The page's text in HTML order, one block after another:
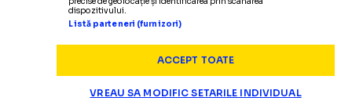
Termeni și condiții
dispozitivului.
Listă parteneri (furnizori)
ACCEPT TOATE
VREAU SA MODIFIC SETARILE INDIVIDUAL